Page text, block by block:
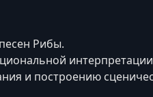
Рибы.
и построению